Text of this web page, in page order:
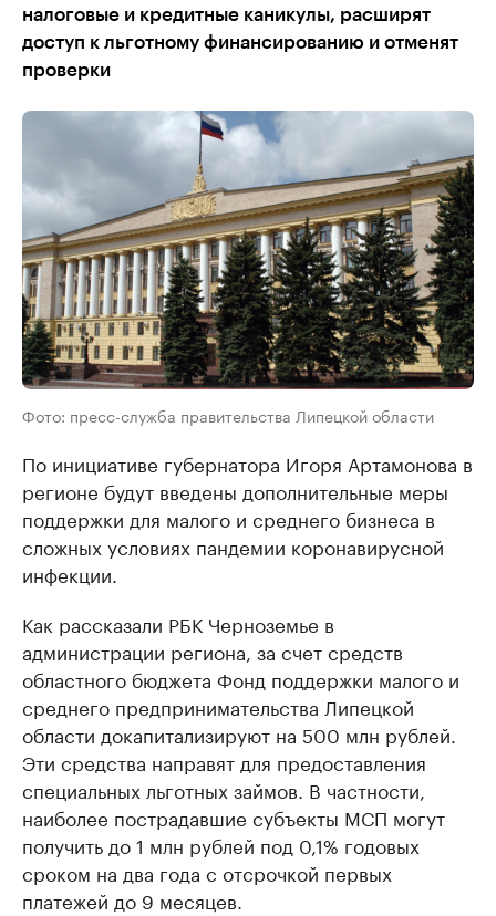
налоговые и кредитные каникулы, расширят
доступ к льготному финансированию и отменят
проверки
Фото: пресс-служба правительства Липецкой области
По инициативе губернатора Игоря Артамонова в
регионе будут введены дополнительные меры
поддержки для малого и среднего бизнеса в
сложных условиях пандемии коронавирусной
инфекции.
Как рассказали РБК Черноземье в
администрации региона, за счет средств
областного бюджета Фонд поддержки малого и
среднего предпринимательства Липецкой
области докапитализируют на 500 млн рублей.
Эти средства направят для предоставления
специальных льготных займов. В частности,
наиболее пострадавшие субъекты МСП могут
получить до 1 млн рублей под 0,1% годовых
сроком на два года с отсрочкой первых
платежей до 9 месяцев.